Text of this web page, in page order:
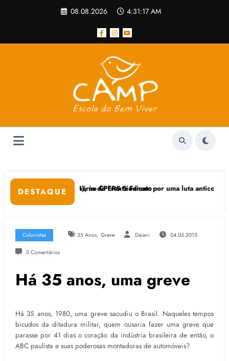
08.08.2026 4:31:18 AM
DESTAQUE
no CPERS Sindicato
de Frantz Fanon: por uma luta anticolonial” dia 24/11 na
Colunistas 35 Anos, Greve Daiani 04.05.2015
0 Comentários
Há 35 anos, uma greve
Há 35 anos, 1980, uma greve sacudiu o Brasil. Naqueles tempos
bicudos da ditadura militar, quem ousaria fazer uma greve que
parasse por 41 dias o coração da indústria brasileira de então, o
ABC paulista e suas poderosas montadoras de automóveis?